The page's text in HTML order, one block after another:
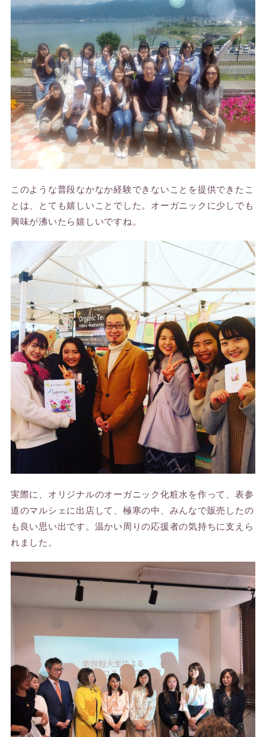
このような普段なかなか経験できないことを提供できたこ
とは、とても嬉しいことでした。オーガニックに少しでも
興味が沸いたら嬉しいですね。
実際に、オリジナルのオーガニック化粧水を作って、表参
道のマルシェに出店して、極寒の中、みんなで販売したの
も良い思い出です。温かい周りの応援者の気持ちに支えら
れました。